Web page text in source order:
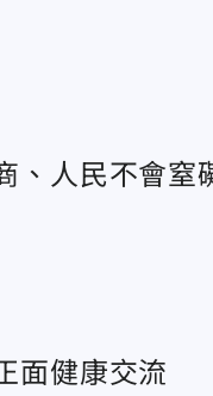
、人民不會窒
面健康交流